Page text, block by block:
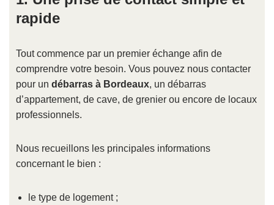
rapide
Tout commence par un premier échange afin de
comprendre votre besoin. Vous pouvez nous contacter
pour un débarras à Bordeaux, un débarras
d’appartement, de cave, de grenier ou encore de locaux
professionnels.
Nous recueillons les principales informations
concernant le bien :
le type de logement ;